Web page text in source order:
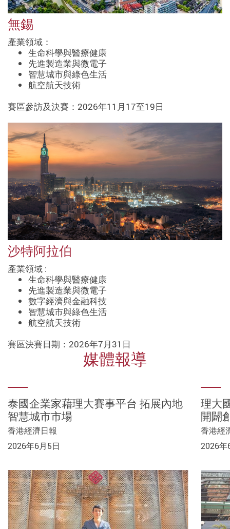
無錫
產業領域：
生命科學與醫療健康
先進製造業與微電子
智慧城市與綠色生活
航空航天技術
賽區參訪及決賽：2026年11月17至19日
沙特阿拉伯
產業領域 :
生命科學與醫療健康
先進製造業與微電子
數字經濟與金融科技
智慧城市與綠色生活
航空航天技術
賽區決賽日期：2026年7月31日
媒體報導
泰國企業家藉理大賽事平台 拓展內地
智慧城市市場
香港經濟日報
2026年6月5日
理大國際未來挑戰賽 助教授開闢創
業路
香港經濟日報
2026年6月3日
「理大國際未來挑戰賽2026」啟動
培育創科人才落地發展
HK01
2026年5月20日
理大國際未來挑戰賽2026正式啟動 透
過內地技術創新研究院跨境網絡 推動
創新創業
理大新聞稿
泰國企業家藉理大賽事平台 拓
展內地智慧城市市場
香港經濟日報
2026年6月5日
理大
開闢
香港經
2026年